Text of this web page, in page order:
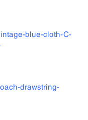
blue-cloth-C-
drawstring-